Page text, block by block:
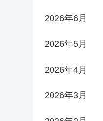
2026年6月
2026年5月
2026年4月
2026年3月